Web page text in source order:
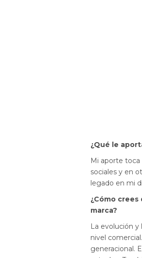
¿Qué le
Mi aporte toca
sociales y en
legado en mi
¿Cómo
marca?
La evolución y
nivel
generacional.